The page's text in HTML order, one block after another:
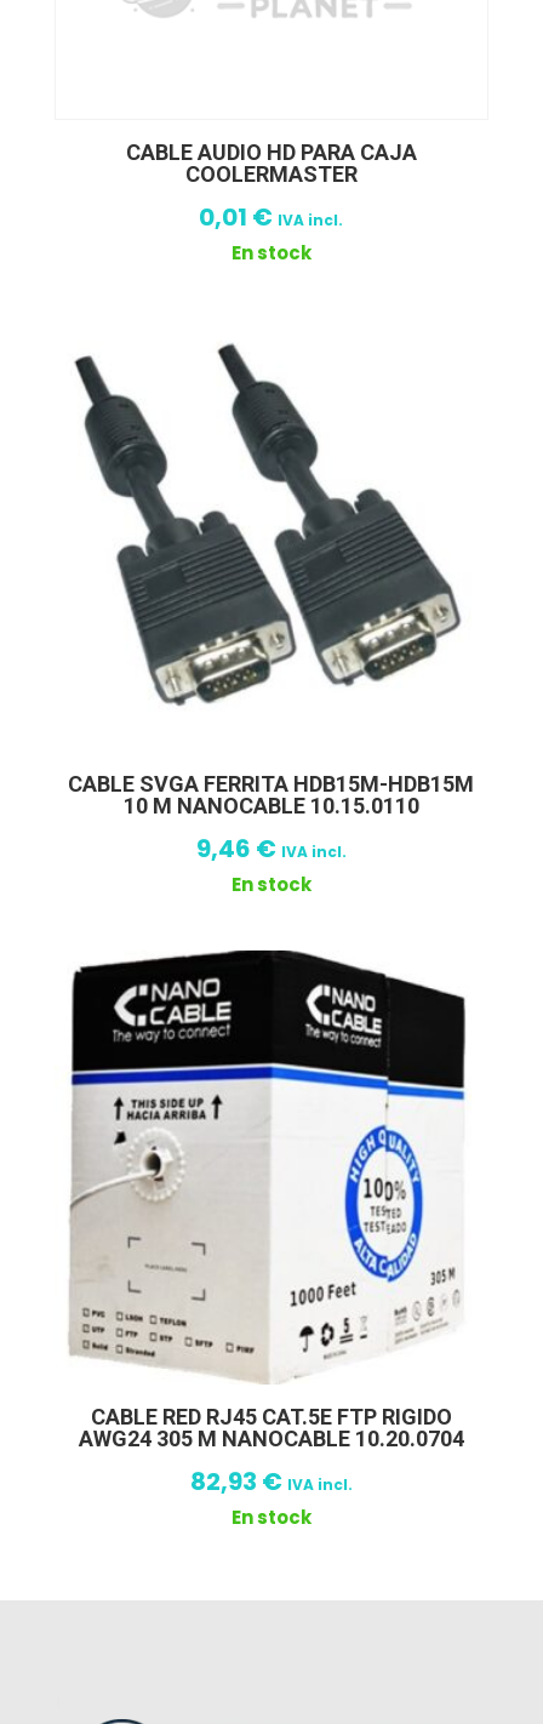
CABLE AUDIO HD PARA CAJA
COOLERMASTER
0,01 € IVA incl.
En stock
CABLE SVGA FERRITA HDB15M-HDB15M
10 M NANOCABLE 10.15.0110
9,46 € IVA incl.
En stock
CABLE RED RJ45 CAT.5E FTP RIGIDO
AWG24 305 M NANOCABLE 10.20.0704
82,93 € IVA incl.
En stock